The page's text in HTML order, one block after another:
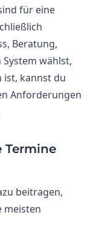
für eine
Beratung,
wählst,
ist, kannst du
Anforderungen
Termine
beitragen,
meisten